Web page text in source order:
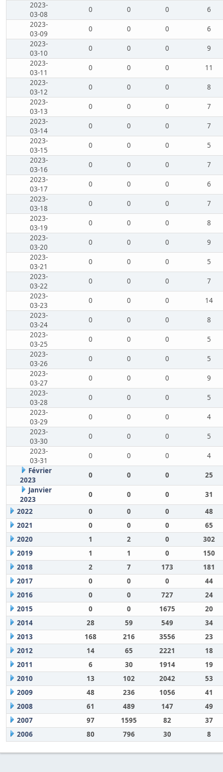
2023-
03-08
0 0 0
6
2023-
03-09
0 0 0
6
2023-
03-10
0 0 0
9
2023-
03-11
0 0 0
11
2023-
03-12
0 0 0
8
2023-
03-13
0 0 0
7
2023-
03-14
0 0 0
7
2023-
03-15
0 0 0
5
2023-
03-16
0 0 0
7
2023-
03-17
0 0 0
6
2023-
03-18
0 0 0
7
2023-
03-19
0 0 0
8
2023-
03-20
0 0 0
9
2023-
03-21
0 0 0
5
2023-
03-22
0 0 0
7
2023-
03-23
0 0 0
14
2023-
03-24
0 0 0
8
2023-
03-25
0 0 0
5
2023-
03-26
0 0 0
5
2023-
03-27
0 0 0
9
2023-
03-28
0 0 0
5
2023-
03-29
0 0 0
4
2023-
03-30
0 0 0
5
2023-
03-31
0 0 0
4
Février
2023
0 0 0
25
Janvier
2023
0 0 0
31
2022
0 0 0
48
2021
0 0 0
65
2020
1 2 0
302
2019
1 1 0
150
2018
2 7 173
181
2017
0 0 0
44
2016
0 0 727
24
2015
0 0 1675
20
2014
28 59 549
34
2013
168 216 3556
23
2012
14 65 2221
18
2011
6 30 1914
19
2010
13 102 2042
53
2009
48 236 1056
41
2008
61 489 147
49
2007
97 1595 82
37
2006
80 796 30 8